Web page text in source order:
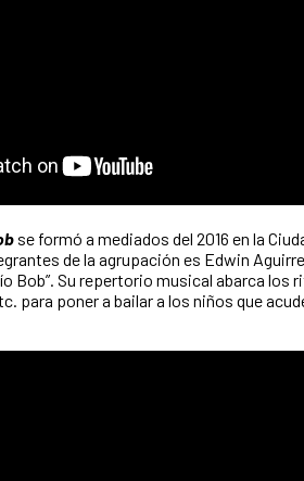
se formó a mediados del 2016 en la
de la agrupación es Edwin
Bob”. Su repertorio musical abarca los
para poner a bailar a los niños que